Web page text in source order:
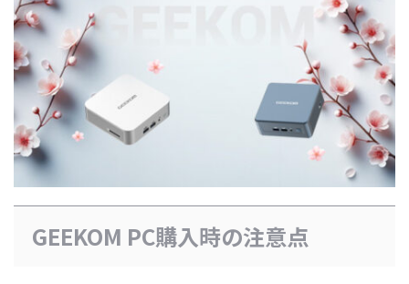
GEEKOM PC購入時の注意点